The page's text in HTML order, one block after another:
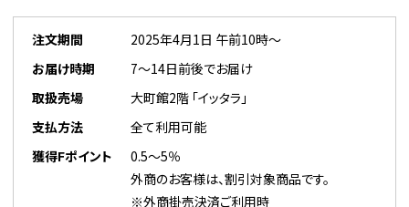
注文期間
2025年4月1日 午前10時～
お届け時期
7～14日前後でお届け
取扱売場
大町館2階 「イッタラ」
支払方法
全て利用可能
獲得Fポイント
0.5～5％
外商のお客様は、割引対象商品です。
※外商掛売決済ご利用時